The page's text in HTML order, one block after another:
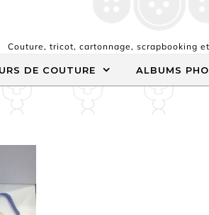
Couture, tricot, cartonnage, scrapbooking
DE COUTURE ALBUMS